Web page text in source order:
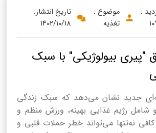
:
موضوع :
تغذیه
تاریخ انتشار:
1402/10/18
"پیری بیولوژیکی" با سبک
جدید نشان می‌دهد که سبک زندگی
شامل رژیم غذایی بهینه، ورزش منظم و
نه‌تنها می‌تواند خطر حملات قلبی و